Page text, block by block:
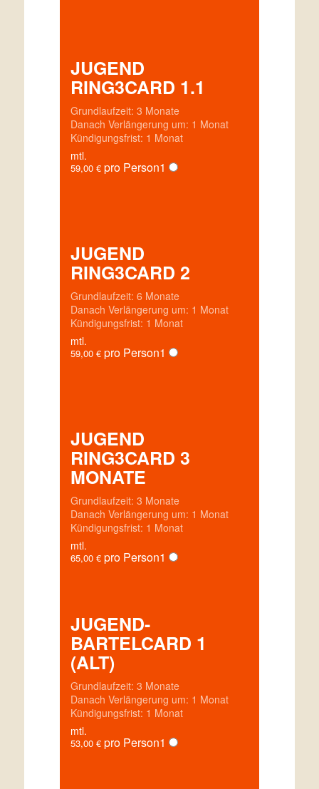
JUGEND
RING3CARD 1.1
Grundlaufzeit: 3 Monate
Danach Verlängerung um: 1 Monat
Kündigungsfrist: 1 Monat
mtl.
59,00 € pro Person1
JUGEND
RING3CARD 2
Grundlaufzeit: 6 Monate
Danach Verlängerung um: 1 Monat
Kündigungsfrist: 1 Monat
mtl.
59,00 € pro Person1
JUGEND
RING3CARD 3
MONATE
Grundlaufzeit: 3 Monate
Danach Verlängerung um: 1 Monat
Kündigungsfrist: 1 Monat
mtl.
65,00 € pro Person1
JUGEND-
BARTELCARD 1
(ALT)
Grundlaufzeit: 3 Monate
Danach Verlängerung um: 1 Monat
Kündigungsfrist: 1 Monat
mtl.
53,00 € pro Person1